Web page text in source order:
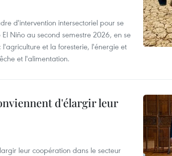
d'intervention intersectoriel pour se
Niño au second semestre 2026, en se
et la foresterie, l'énergie et
et l'alimentation.
d'élargir leur
leur coopération dans le secteur